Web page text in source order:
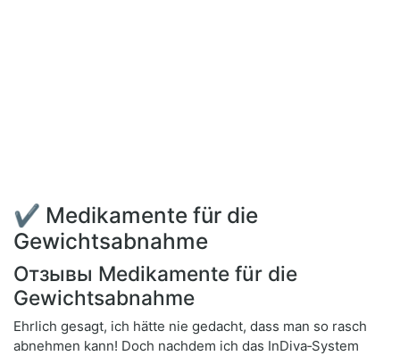
✔ Medikamente für die
Gewichtsabnahme
Отзывы Medikamente für die
Gewichtsabnahme
Ehrlich gesagt, ich hätte nie gedacht, dass man so rasch
abnehmen kann! Doch nachdem ich das InDiva‑System